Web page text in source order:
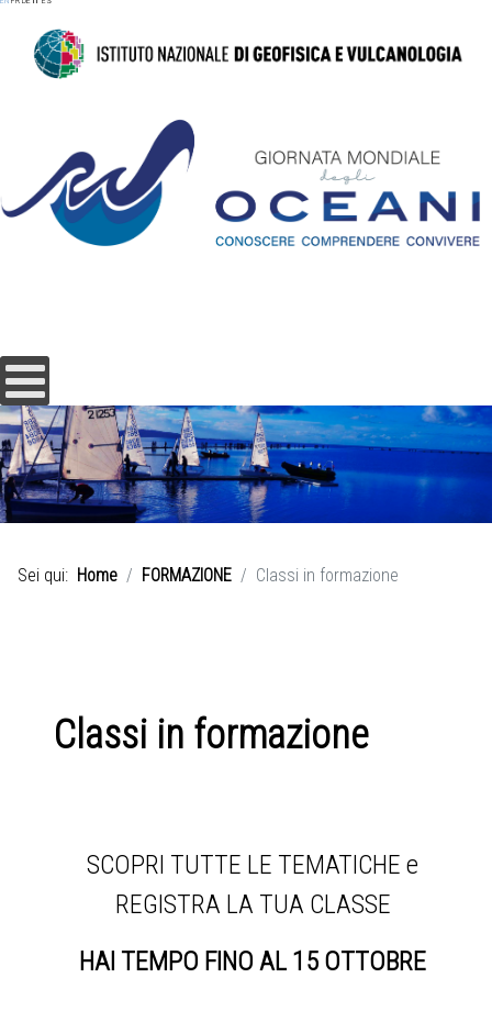
Sei qui: Home FORMAZIONE Classi in formazione
Classi in formazione
SCOPRI TUTTE LE TEMATICHE e
REGISTRA LA TUA CLASSE
HAI TEMPO FINO AL 15 OTTOBRE